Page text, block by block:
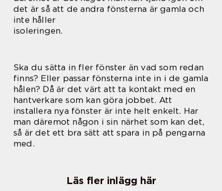
det är så att de andra fönsterna är gamla och
inte håller
isoleringen.
Ska du sätta in fler fönster än vad som redan
finns? Eller passar fönsterna inte in i de gamla
hålen? Då är det värt att ta kontakt med en
hantverkare som kan göra jobbet. Att
installera nya fönster är inte helt enkelt. Har
man däremot någon i sin närhet som kan det,
så är det ett bra sätt att spara in på pengarna
med.
Läs fler inlägg här